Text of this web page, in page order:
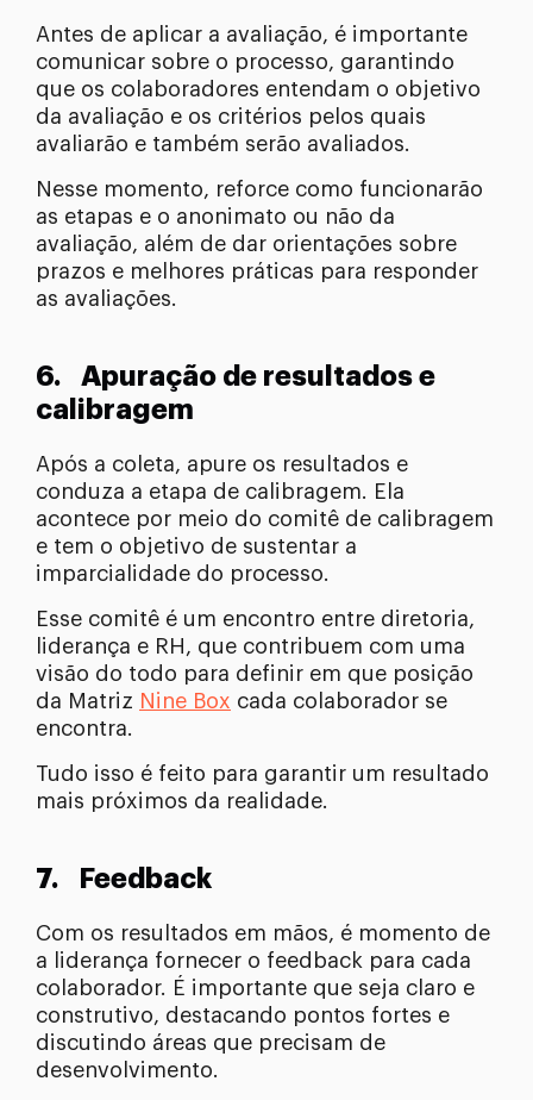
Antes de aplicar a avaliação, é importante
comunicar sobre o processo, garantindo
que os colaboradores entendam o objetivo
da avaliação e os critérios pelos quais
avaliarão e também serão avaliados.
Nesse momento, reforce como funcionarão
as etapas e o anonimato ou não da
avaliação, além de dar orientações sobre
prazos e melhores práticas para responder
as avaliações.
6. Apuração de resultados e
calibragem
Após a coleta, apure os resultados e
conduza a etapa de calibragem. Ela
acontece por meio do comitê de calibragem
e tem o objetivo de sustentar a
imparcialidade do processo.
Esse comitê é um encontro entre diretoria,
liderança e RH, que contribuem com uma
visão do todo para definir em que posição
da Matriz Nine Box cada colaborador se
encontra.
Tudo isso é feito para garantir um resultado
mais próximos da realidade.
7. Feedback
Com os resultados em mãos, é momento de
a liderança fornecer o feedback para cada
colaborador. É importante que seja claro e
construtivo, destacando pontos fortes e
discutindo áreas que precisam de
desenvolvimento.